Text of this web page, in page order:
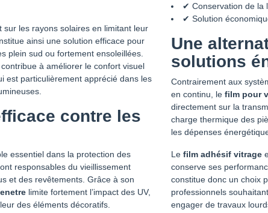
sur les rayons solaires en limitant leur
ainsi une solution efficace pour
plein sud ou fortement ensoleillées.
à améliorer le confort visuel
est particulièrement apprécié dans les
contre les
essentiel dans la protection des
responsables du vieillissement
et des revêtements. Grâce à son
limite fortement l’impact des UV,
des éléments décoratifs.
✔ Conservation de la
✔ Solution
Une
solutions
Contrairement aux
en continu, le film pour
directement sur la
charge thermique des
les dépenses
Le film adhésif vitrage
conserve ses
constitue donc un choix
professionnels
engager de travaux